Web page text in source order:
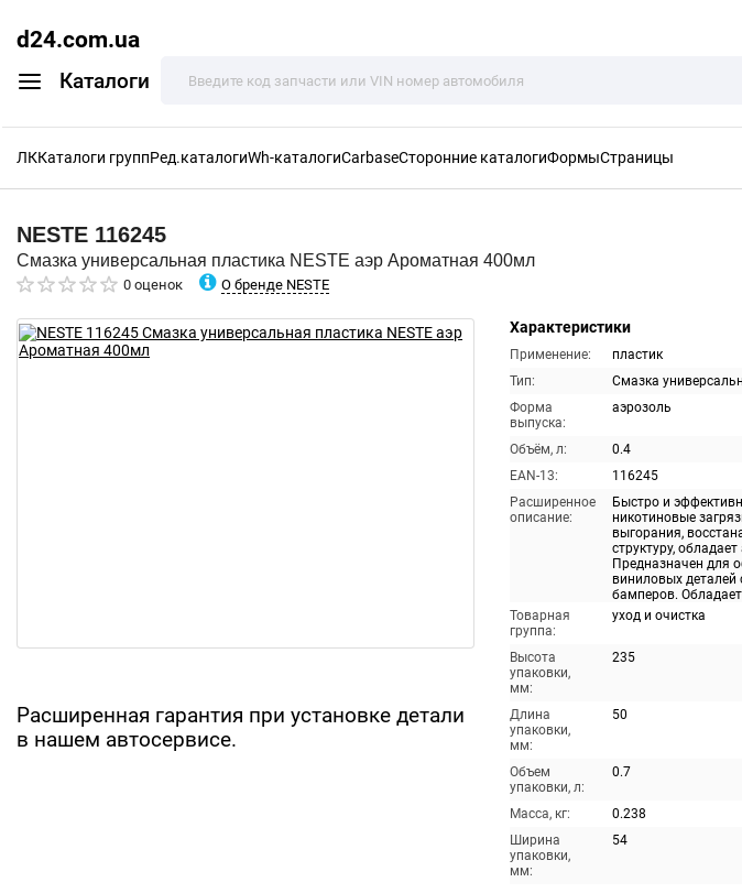
d24.com.ua
Каталоги
ЛККаталоги группРед.каталогиWh-каталогиCarbaseСторонние каталогиФормыСтраницы
NESTE 116245
Смазка универсальная пластика NESTE аэр Ароматная 400мл
0 оценок О бренде NESTE
Расширенная гарантия при установке детали
в нашем автосервисе.
Характеристики
Применение:
пластик
Тип:
Смазка
Форма
выпуска:
аэрозоль
Объём, л:
0.4
EAN-13:
116245
Расширенное
описание:
Быстро и
никотиновые
выгорания,
структуру,
Предназначен для
виниловых
бамперов.
Товарная
группа:
уход и очистка
Высота
упаковки,
мм:
235
Длина
упаковки,
мм:
50
Объем
упаковки, л:
0.7
Масса, кг:
0.238
Ширина
упаковки,
мм:
54